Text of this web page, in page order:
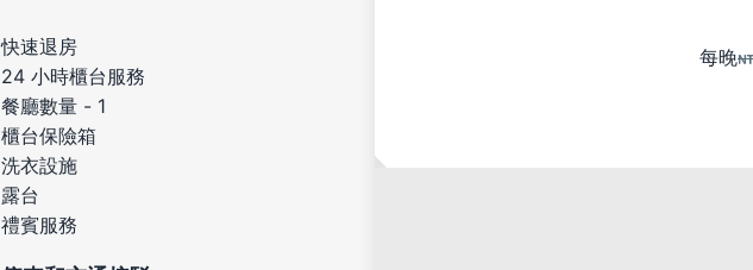
每晚
快速退房
24 小時櫃台服務
餐廳數量 - 1
櫃台保險箱
洗衣設施
露台
禮賓服務